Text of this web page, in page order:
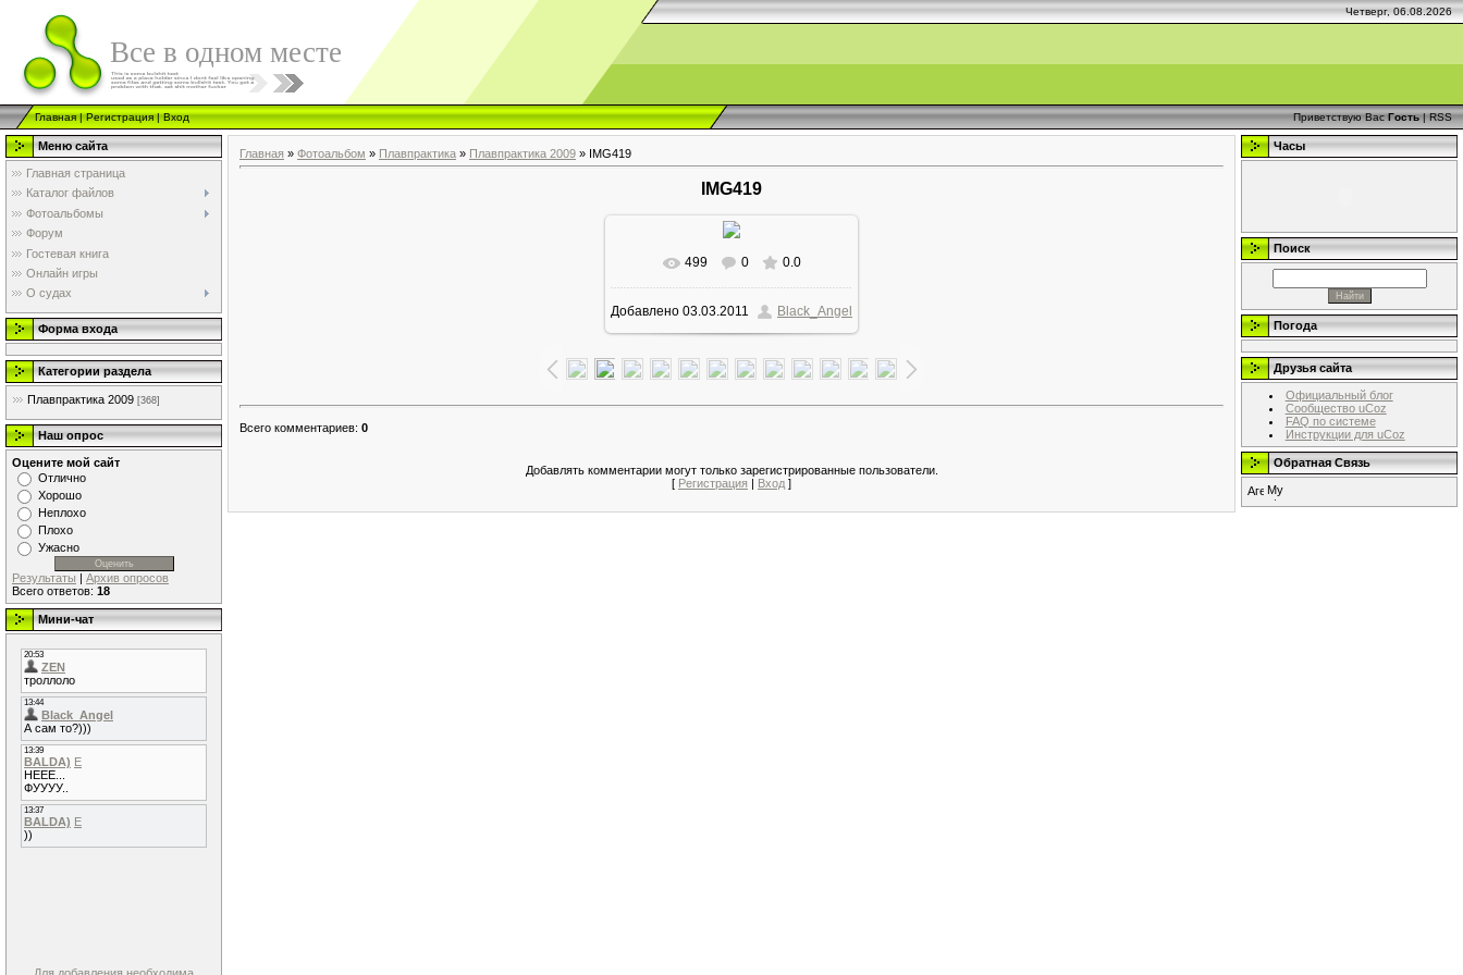
Четверг, 06.08.2026
Все в одном месте
Главная|Регистрация|Вход Приветствую Вас Гость|RSS
Меню сайта
Главная страница
Каталог файлов
Фотоальбомы
Форум
Гостевая книга
Онлайн игры
О судах
Форма входа
Категории раздела
Плавпрактика 2009 [368]
Наш опрос
Оцените мой сайт
Отлично
Хорошо
Неплохо
Плохо
Ужасно
Результаты | Архив опросов
Всего ответов: 18
Мини-чат
Главная » Фотоальбом » Плавпрактика » Плавпрактика 2009 » IMG419
IMG419
499 0 0.0
Добавлено 03.03.2011 Black_Angel
Всего комментариев: 0
Добавлять комментарии могут только зарегистрированные пользователи.
[ Регистрация | Вход ]
Часы
Поиск
Погода
Друзья сайта
Официальный блог
Сообщество uCoz
FAQ по системе
Инструкции для uCoz
Обратная Связь